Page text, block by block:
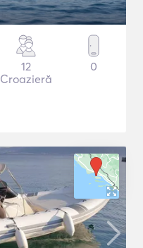
12
Croazieră
0